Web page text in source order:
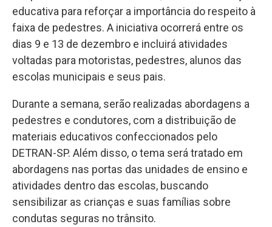
educativa para reforçar a importância do respeito à
faixa de pedestres. A iniciativa ocorrerá entre os
dias 9 e 13 de dezembro e incluirá atividades
voltadas para motoristas, pedestres, alunos das
escolas municipais e seus pais.
Durante a semana, serão realizadas abordagens a
pedestres e condutores, com a distribuição de
materiais educativos confeccionados pelo
DETRAN-SP. Além disso, o tema será tratado em
abordagens nas portas das unidades de ensino e
atividades dentro das escolas, buscando
sensibilizar as crianças e suas famílias sobre
condutas seguras no trânsito.